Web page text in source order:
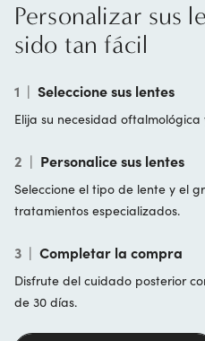
Personalizar sus
sido tan fácil
1 | Seleccione sus lentes
Elija su necesidad
2 | Personalice sus lentes
Seleccione el tipo de lente y el
tratamientos especializados.
3 | Completar la compra
Disfrute del cuidado posterior
de 30 días.